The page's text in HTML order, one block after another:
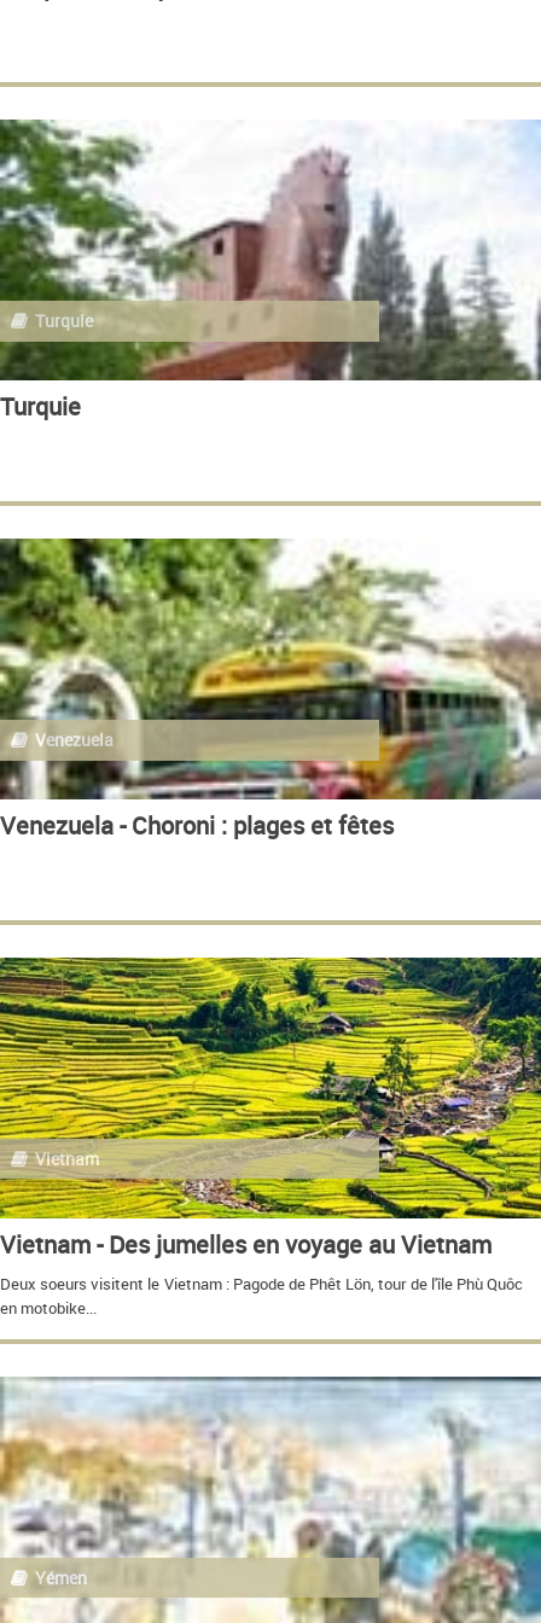
Turquie
Turquie
Venezuela
Venezuela - Choroni : plages et fêtes
Vietnam
Vietnam - Des jumelles en voyage au Vietnam
Deux soeurs visitent le Vietnam : Pagode de Phêt Lön, tour de l'île Phù Quôc
en motobike...
Yémen